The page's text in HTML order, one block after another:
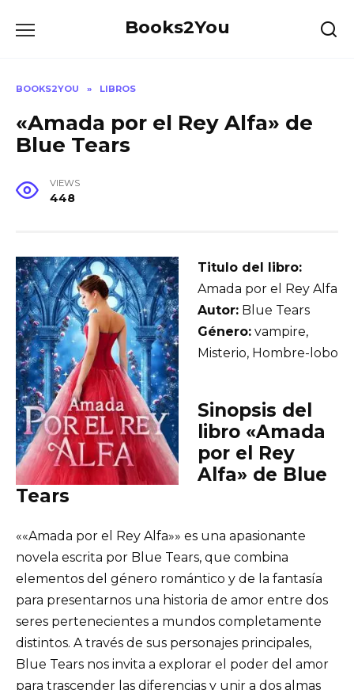
Books2You
BOOKS2YOU » LIBROS
«Amada por el Rey Alfa» de
Blue Tears
VIEWS
448
Titulo del libro:
Amada por el Rey Alfa
Autor: Blue Tears
Género: vampire,
Misterio, Hombre-lobo
Sinopsis del
libro «Amada
por el Rey
Alfa» de Blue
Tears
««Amada por el Rey Alfa»» es una apasionante
novela escrita por Blue Tears, que combina
elementos del género romántico y de la fantasía
para presentarnos una historia de amor entre dos
seres pertenecientes a mundos completamente
distintos. A través de sus personajes principales,
Blue Tears nos invita a explorar el poder del amor
para trascender las diferencias y unir a dos almas